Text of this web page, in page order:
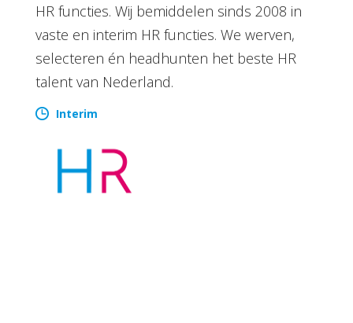
HR functies. Wij bemiddelen sinds 2008 in
vaste en interim HR functies. We werven,
selecteren én headhunten het beste HR
talent van Nederland.
Interim